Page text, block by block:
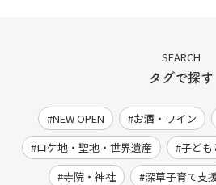
SEARCH
タグで探す
NEW OPEN お酒・ワイン
ロケ地・聖地・世界遺産
子ども
寺院・神社
深草子育て支